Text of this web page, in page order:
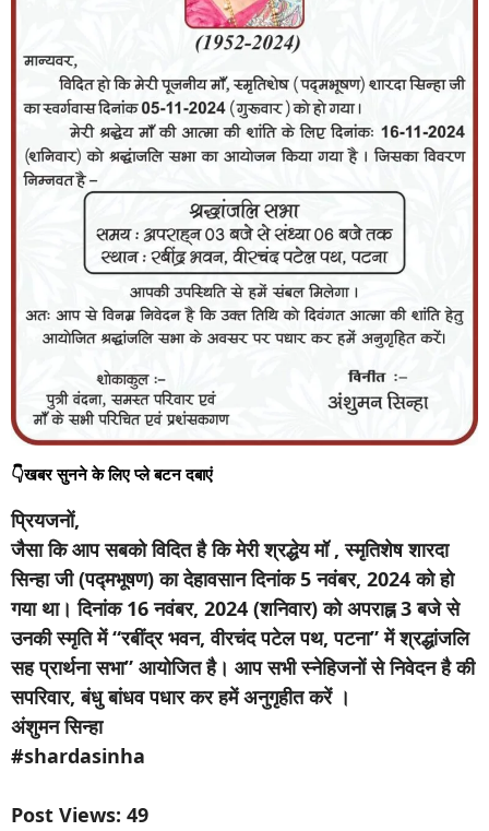
👇खबर सुनने के लिए प्ले बटन दबाएं
प्रियजनों,
जैसा कि आप सबको विदित है कि मेरी श्रद्धेय मॉ , स्मृतिशेष शारदा
सिन्हा जी (पद्मभूषण) का देहावसान दिनांक 5 नवंबर, 2024 को हो
गया था। दिनांक 16 नवंबर, 2024 (शनिवार) को अपराह्न 3 बजे से
उनकी स्मृति में “रबींद्र भवन, वीरचंद पटेल पथ, पटना” में श्रद्धांजलि
सह प्रार्थना सभा” आयोजित है। आप सभी स्नेहिजनों से निवेदन है की
सपरिवार, बंधु बांधव पधार कर हमें अनुगृहीत करें ।
अंशुमन सिन्हा
#shardasinha
Post Views: 49